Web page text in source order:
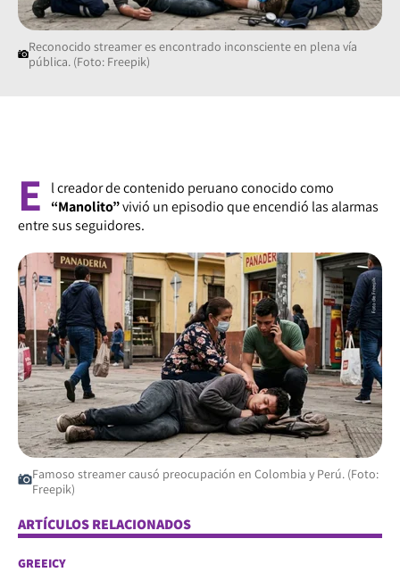
Reconocido streamer es encontrado inconsciente en plena vía
pública. (Foto: Freepik)
E
l creador de contenido peruano conocido como
“Manolito”vivió un episodio que encendió las alarmas
entre sus seguidores.
Famoso streamer causó preocupación en Colombia y Perú. (Foto:
Freepik)
ARTÍCULOS RELACIONADOS
GREEICY